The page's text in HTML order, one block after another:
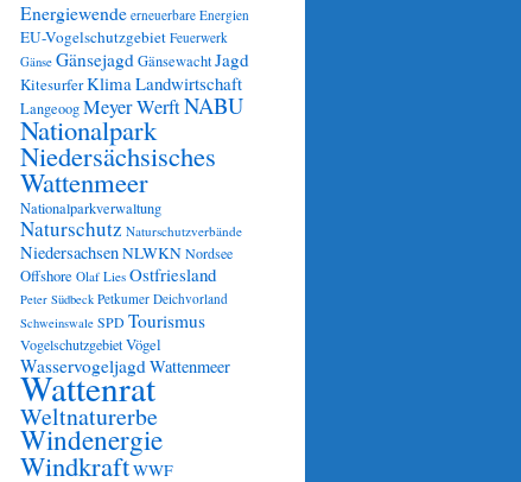
Energiewende erneuerbare Energien
EU-Vogelschutzgebiet Feuerwerk
Gänse GänsejagdGänsewachtJagd
KitesurferKlimaLandwirtschaft
LangeoogMeyer WerftNABU
Nationalpark
Niedersächsisches
Wattenmeer
Nationalparkverwaltung
Naturschutz Naturschutzverbände
NiedersachsenNLWKNNordsee
Offshore Olaf Lies Ostfriesland
Peter Südbeck Petkumer Deichvorland
Schweinswale SPDTourismus
VogelschutzgebietVögel
WasservogeljagdWattenmeer
Wattenrat
Weltnaturerbe
Windenergie
WindkraftWWF